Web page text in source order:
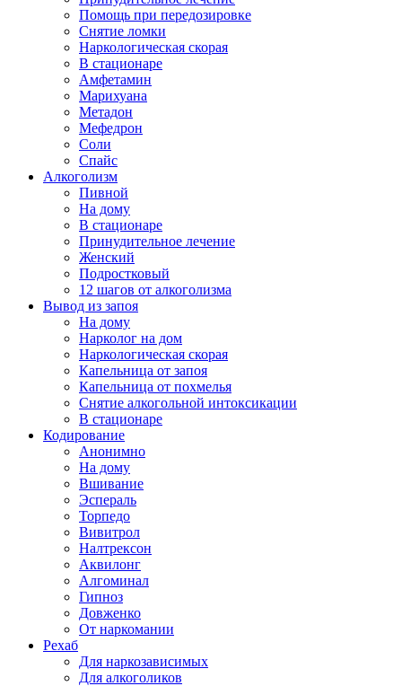
Помощь при передозировке
Снятие ломки
Наркологическая скорая
В стационаре
Амфетамин
Марихуана
Метадон
Мефедрон
Соли
Спайс
Алкоголизм
Пивной
На дому
В стационаре
Принудительное лечение
Женский
Подростковый
12 шагов от алкоголизма
Вывод из запоя
На дому
Нарколог на дом
Наркологическая скорая
Капельница от запоя
Капельница от похмелья
Снятие алкогольной интоксикации
В стационаре
Кодирование
Анонимно
На дому
Вшивание
Эспераль
Торпедо
Вивитрол
Налтрексон
Аквилонг
Алгоминал
Гипноз
Довженко
От наркомании
Рехаб
Для наркозависимых
Для алкоголиков